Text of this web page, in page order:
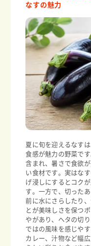
なすの魅力
夏に旬を迎えるなす
食感が魅力の野菜で
含まれ、暑さで食欲
い食材です。実はな
げ浸しにするとコク
す。一方で、切った
前に水にさらしたり
とが美味しさを保つ
やがあり、ヘタの切
ではの風味を感じや
カレー、汁物など幅